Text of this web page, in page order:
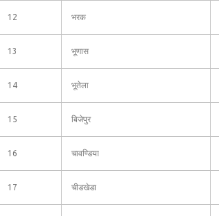
12 भरक
13 भूणास
14 भूतेला
15 बिजेपुर
16 चावण्डिया
17 चीडखेडा